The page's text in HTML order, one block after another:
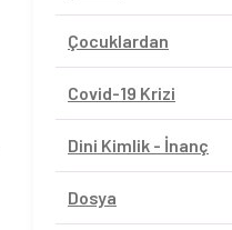
Çocuklardan
Covid-19 Krizi
Dini Kimlik - İnanç
Dosya